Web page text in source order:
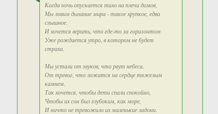
Когда ночь опускается тихо на плечи домов,
Мы ловим дыхание мира - такое хрупкое, едва
слышное.
И хочется верить, что где‑то за горизонтом
Уже рождается утро, в котором не будет
страха.
Мы устали от звуков, что рвут небеса,
От тревог, что ложатся на сердце тяжелым
камнем.
Так хочется, чтобы дети спали спокойно,
Чтобы их сон был глубоким, как море,
И ничто не тревожило их маленькие ладони.